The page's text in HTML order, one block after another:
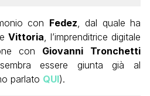
con Fedez, dal quale ha
e Vittoria, l’imprenditrice digitale
con Giovanni
Tronchetti
essere giunta già al
parlato QUI).